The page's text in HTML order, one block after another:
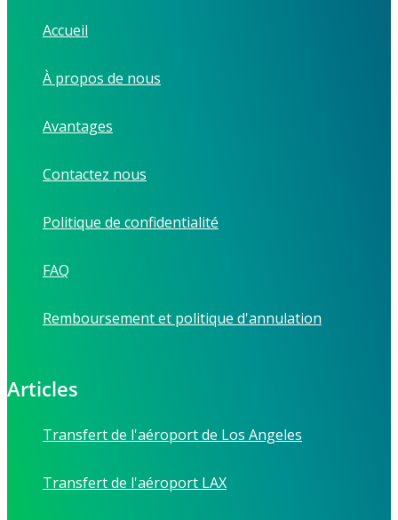
Accueil
À propos de nous
Avantages
Contactez nous
Politique de confidentialité
FAQ
Remboursement et politique d'annulation
Articles
Transfert de l'aéroport de Los Angeles
Transfert de l'aéroport LAX